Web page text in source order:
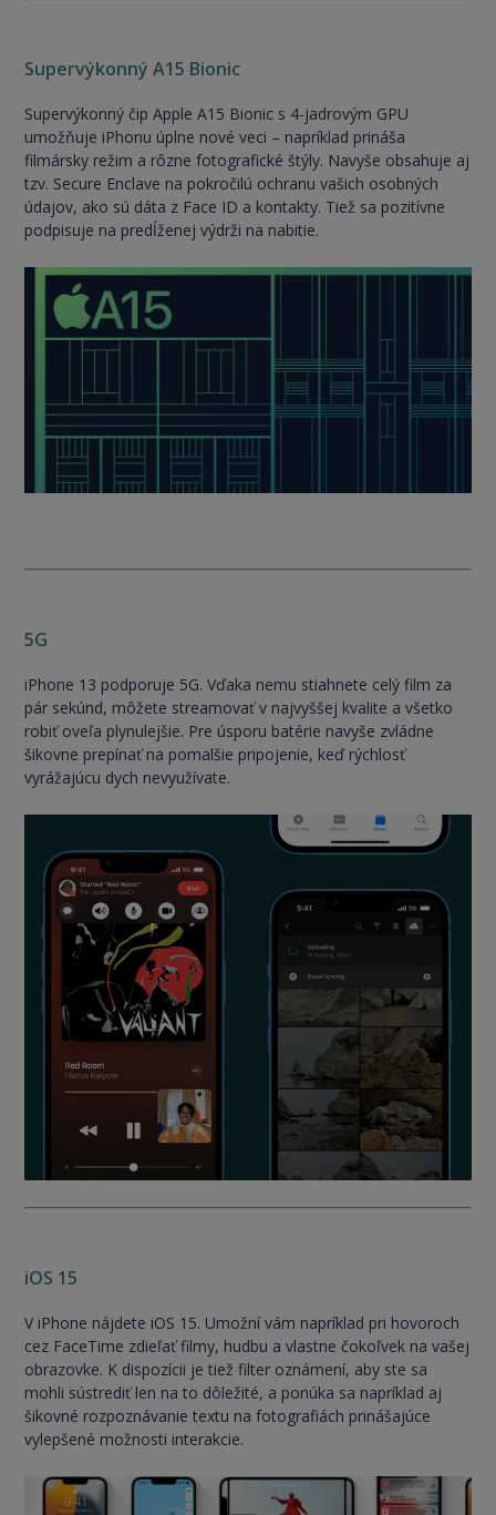
Supervýkonný A15 Bionic
Supervýkonný čip Apple A15 Bionic s 4-jadrovým GPU
umožňuje iPhonu úplne nové veci – napríklad prináša
filmársky režim a rôzne fotografické štýly. Navyše obsahuje aj
tzv. Secure Enclave na pokročilú ochranu vašich osobných
údajov, ako sú dáta z Face ID a kontakty. Tiež sa pozitívne
podpisuje na predĺženej výdrži na nabitie.
5G
iPhone 13 podporuje 5G. Vďaka nemu stiahnete celý film za
pár sekúnd, môžete streamovať v najvyššej kvalite a všetko
robiť oveľa plynulejšie. Pre úsporu batérie navyše zvládne
šikovne prepínať na pomalšie pripojenie, keď rýchlosť
vyrážajúcu dych nevyužívate.
iOS 15
V iPhone nájdete iOS 15. Umožní vám napríklad pri hovoroch
cez FaceTime zdieľať filmy, hudbu a vlastne čokoľvek na vašej
obrazovke. K dispozícii je tiež filter oznámení, aby ste sa
mohli sústrediť len na to dôležité, a ponúka sa napríklad aj
šikovné rozpoznávanie textu na fotografiách prinášajúce
vylepšené možnosti interakcie.